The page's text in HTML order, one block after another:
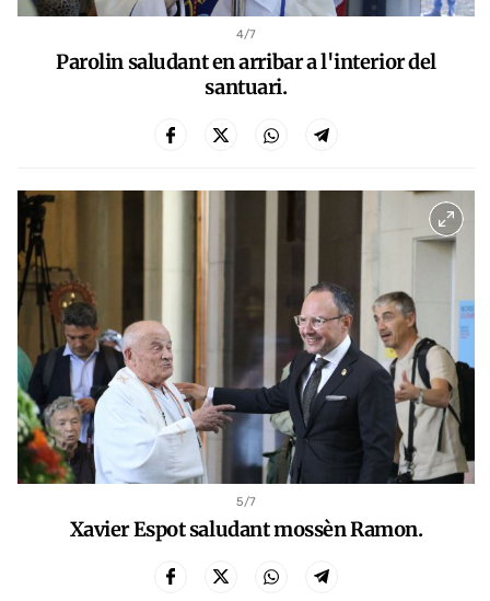
4/7
Parolin saludant en arribar a l'interior del
santuari.
5/7
Xavier Espot saludant mossèn Ramon.